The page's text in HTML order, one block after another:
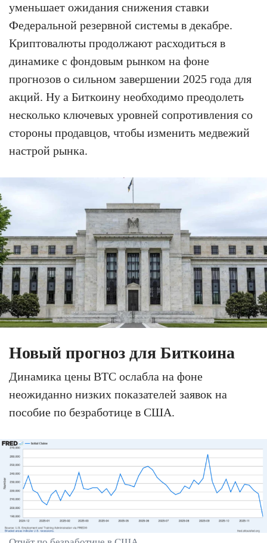
уменьшает ожидания снижения ставки
Федеральной резервной системы в декабре.
Криптовалюты продолжают расходиться в
динамике с фондовым рынком на фоне
прогнозов о сильном завершении 2025 года для
акций. Ну а Биткоину необходимо преодолеть
несколько ключевых уровней сопротивления со
стороны продавцов, чтобы изменить медвежий
настрой рынка.
Новый прогноз для Биткоина
Динамика цены BTC ослабла на фоне
неожиданно низких показателей заявок на
пособие по безработице в США.